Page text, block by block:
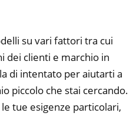
su vari fattori tra cui
dei clienti e marchio in
di intentato per aiutarti a
piccolo che stai cercando.
tue esigenze particolari,